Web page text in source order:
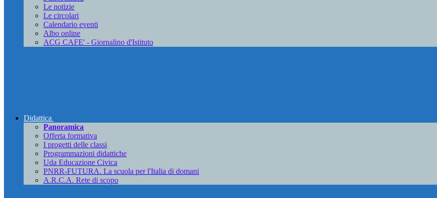
Le notizie
Le circolari
Calendario eventi
Albo online
ACG CAFE' - Giornalino d'Istituto
Didattica
Panoramica
Offerta formativa
I progetti delle classi
Programmazioni didattiche
Uda Educazione Civica
PNRR-FUTURA. La scuola per l'Italia di domani
A.R.C.A. Rete di scopo